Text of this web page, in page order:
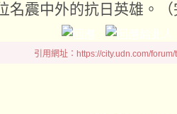
名震中外的抗日英雄。（
引用網址：https://city.udn.com/